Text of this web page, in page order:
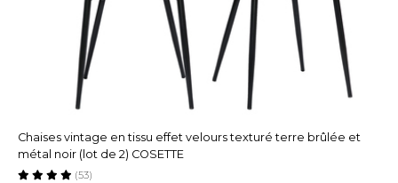
Chaises vintage en tissu effet velours texturé terre brûlée et
métal noir (lot de 2) COSETTE
(53)